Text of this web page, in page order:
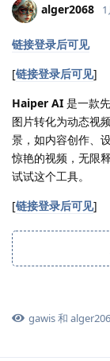
alger2068
链接登录后可见
[链接登录后可见]
Haiper AI 是一款
图片转化为动态视
景，如内容创作、
惊艳的视频，无限
试试这个工具。
[链接登录后可见]
gawis和